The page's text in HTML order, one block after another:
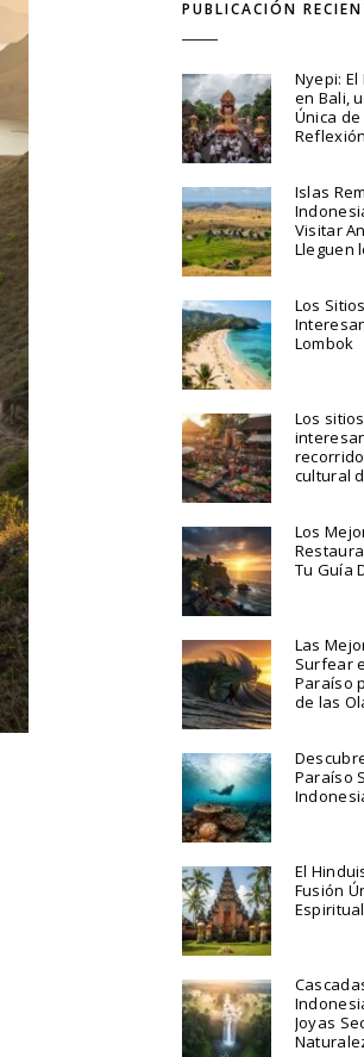
PUBLICACIÓN
Nyepi:
en Bali,
Única
Reflexión
Islas
Visitar
Lleguen
Los
Lombok
Los
cultural
Los
Tu Guía
Las
Surfear
Paraíso
de las
Paraíso
El
Fusión
Joyas